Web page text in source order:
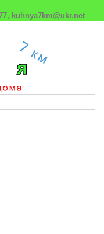
kuhnya7km@ukr.net